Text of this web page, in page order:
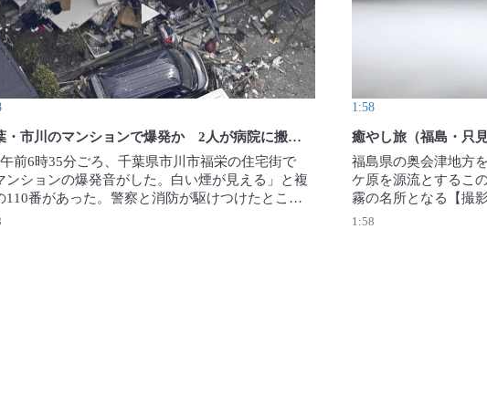
千葉・市川のマンションで爆発か 2人が病院に搬送 火災なし
前6時35分ごろ、千葉県市川市福栄の住宅街で
ンションの爆発音がした。白い煙が見える」と複
110番があった。警察と消防が駆けつけたとこ
火災は確認できなかったが、マンションの窓ガラ
1:58
福島県の奥会津地方
ケ原を源流とするこ
霧の名所となる【撮
1:58